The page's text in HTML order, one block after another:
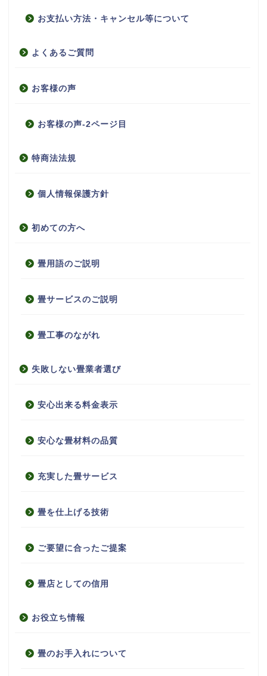
お支払い方法・キャンセル等について
よくあるご質問
お客様の声
お客様の声-2ページ目
特商法法規
個人情報保護方針
初めての方へ
畳用語のご説明
畳サービスのご説明
畳工事のながれ
失敗しない畳業者選び
安心出来る料金表示
安心な畳材料の品質
充実した畳サービス
畳を仕上げる技術
ご要望に合ったご提案
畳店としての信用
お役立ち情報
畳のお手入れについて